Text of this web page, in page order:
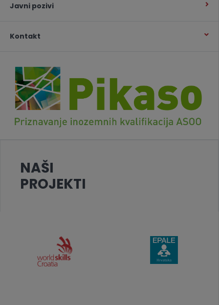
Javni pozivi
Kontakt
NAŠI
PROJEKTI